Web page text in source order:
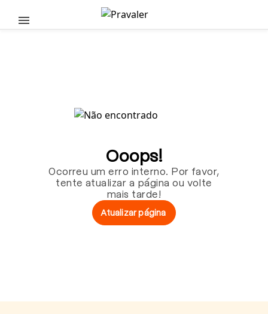
Pular para o conteúdo principal
Ooops!
Ocorreu um erro interno. Por favor,
tente atualizar a página ou volte
mais tarde!
Atualizar página